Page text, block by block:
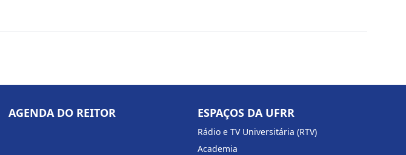
AGENDA DO REITOR ESPAÇOS DA UFRR
Rádio e TV Universitária (RTV)
Academia